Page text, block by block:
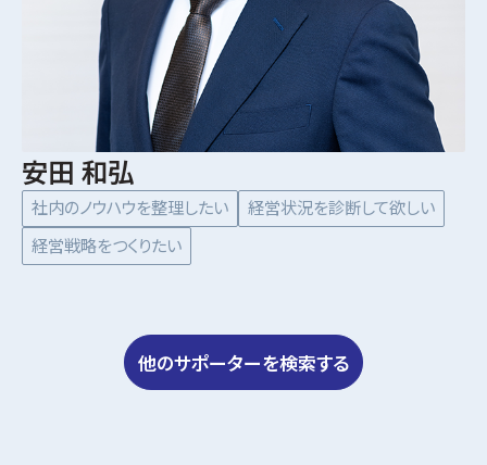
安田 和弘
社内のノウハウを整理したい
経営状況を診断して欲しい
経営戦略をつくりたい
他のサポーターを検索する